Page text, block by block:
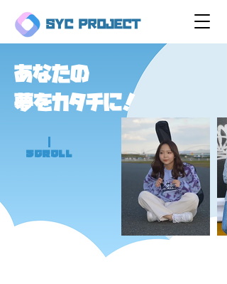
SYC PROJECT
あなたの
夢をカタチに！
SCROLL